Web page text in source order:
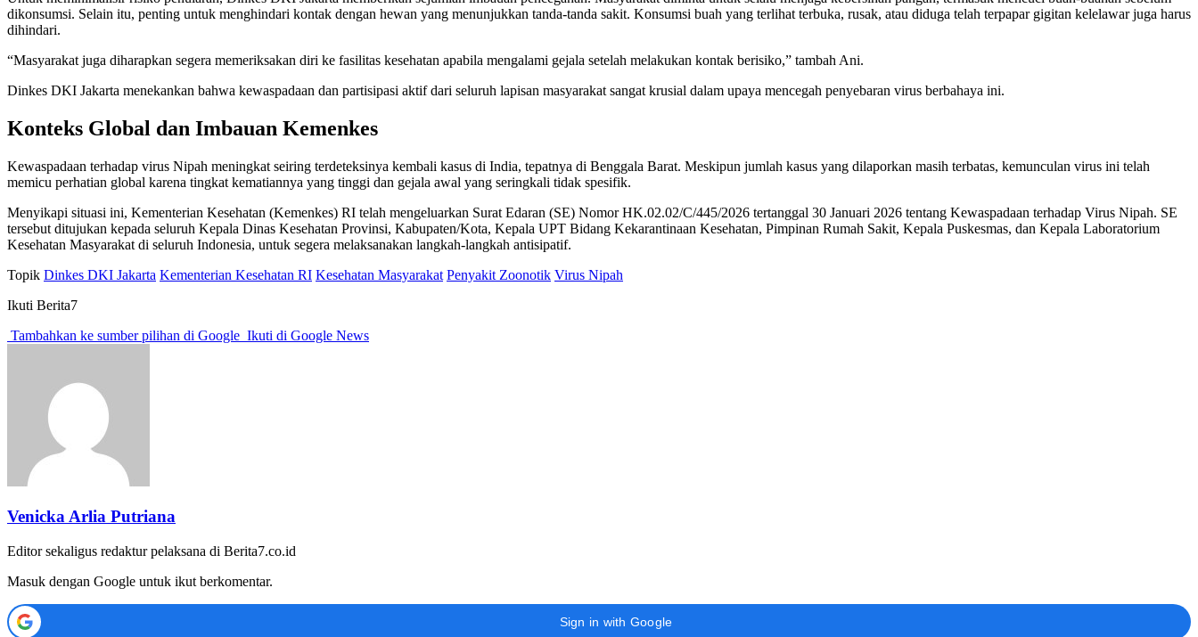
dikonsumsi. Selain itu, penting untuk menghindari kontak dengan hewan yang menunjukkan tanda-tanda sakit. Konsumsi buah yang terlihat terbuka, rusak, atau diduga telah terpapar gigitan kelelawar juga harus
dihindari.
“Masyarakat juga diharapkan segera memeriksakan diri ke fasilitas kesehatan apabila mengalami gejala setelah melakukan kontak berisiko,” tambah Ani.
Dinkes DKI Jakarta menekankan bahwa kewaspadaan dan partisipasi aktif dari seluruh lapisan masyarakat sangat krusial dalam upaya mencegah penyebaran virus berbahaya ini.
Konteks Global dan Imbauan Kemenkes
Kewaspadaan terhadap virus Nipah meningkat seiring terdeteksinya kembali kasus di India, tepatnya di Benggala Barat. Meskipun jumlah kasus yang dilaporkan masih terbatas, kemunculan virus ini telah
memicu perhatian global karena tingkat kematiannya yang tinggi dan gejala awal yang seringkali tidak spesifik.
Menyikapi situasi ini, Kementerian Kesehatan (Kemenkes) RI telah mengeluarkan Surat Edaran (SE) Nomor HK.02.02/C/445/2026 tertanggal 30 Januari 2026 tentang Kewaspadaan terhadap Virus Nipah. SE
tersebut ditujukan kepada seluruh Kepala Dinas Kesehatan Provinsi, Kabupaten/Kota, Kepala UPT Bidang Kekarantinaan Kesehatan, Pimpinan Rumah Sakit, Kepala Puskesmas, dan Kepala Laboratorium
Kesehatan Masyarakat di seluruh Indonesia, untuk segera melaksanakan langkah-langkah antisipatif.
Topik Dinkes DKI Jakarta Kementerian Kesehatan RI Kesehatan Masyarakat Penyakit Zoonotik Virus Nipah
Ikuti Berita7
Tambahkan ke sumber pilihan di Google Ikuti di Google News
Venicka Arlia Putriana
Editor sekaligus redaktur pelaksana di Berita7.co.id
Masuk dengan Google untuk ikut berkomentar.
Sign in with Google